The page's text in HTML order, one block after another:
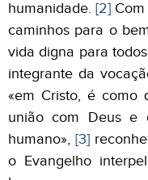
humanidade. [2]
caminhos para o
vida digna para
integrante da
«em Cristo, é como
união com Deus e
humano», [3]
o Evangelho